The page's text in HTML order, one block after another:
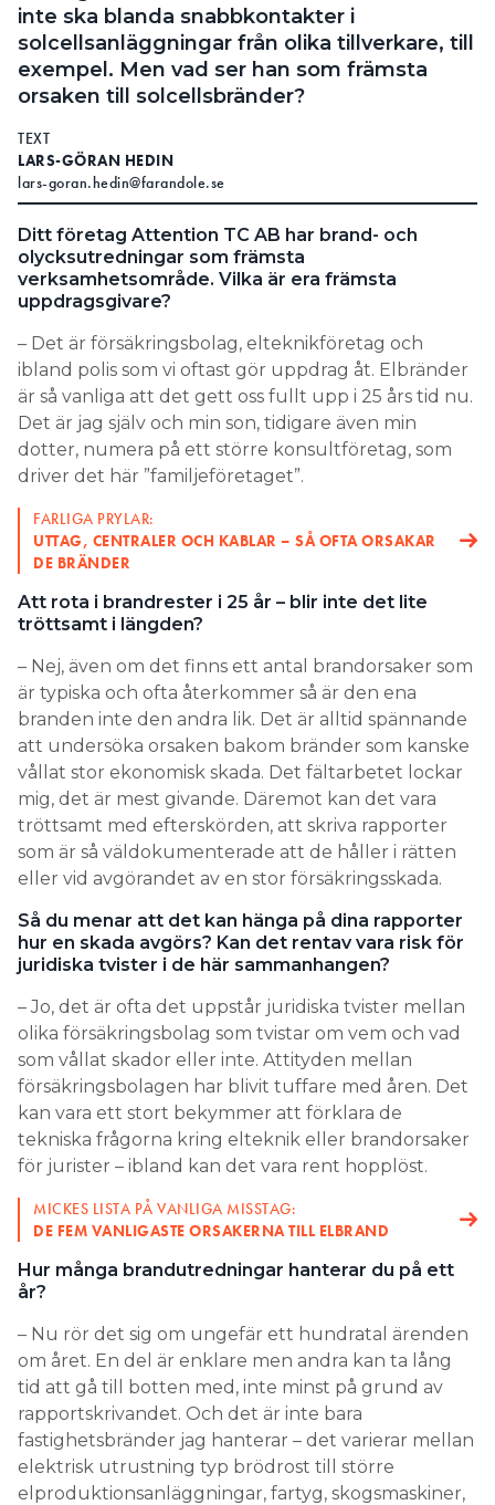
inte ska blanda snabbkontakter i
solcellsanläggningar från olika tillverkare, till
exempel. Men vad ser han som främsta
orsaken till solcellsbränder?
TEXT
LARS-GÖRAN HEDIN
lars-goran.hedin@farandole.se
Ditt företag Attention TC AB har brand- och
olycksutredningar som främsta
verksamhetsområde. Vilka är era främsta
uppdragsgivare?
– Det är försäkringsbolag, elteknikföretag och
ibland polis som vi oftast gör uppdrag åt. Elbränder
är så vanliga att det gett oss fullt upp i 25 års tid nu.
Det är jag själv och min son, tidigare även min
dotter, numera på ett större konsultföretag, som
driver det här ”familjeföretaget”.
FARLIGA PRYLAR:
UTTAG, CENTRALER OCH KABLAR – SÅ OFTA ORSAKAR
DE BRÄNDER
Att rota i brandrester i 25 år – blir inte det lite
tröttsamt i längden?
– Nej, även om det finns ett antal brandorsaker som
är typiska och ofta återkommer så är den ena
branden inte den andra lik. Det är alltid spännande
att undersöka orsaken bakom bränder som kanske
vållat stor ekonomisk skada. Det fältarbetet lockar
mig, det är mest givande. Däremot kan det vara
tröttsamt med efterskörden, att skriva rapporter
som är så väldokumenterade att de håller i rätten
eller vid avgörandet av en stor försäkringsskada.
Så du menar att det kan hänga på dina rapporter
hur en skada avgörs? Kan det rentav vara risk för
juridiska tvister i de här sammanhangen?
– Jo, det är ofta det uppstår juridiska tvister mellan
olika försäkringsbolag som tvistar om vem och vad
som vållat skador eller inte. Attityden mellan
försäkringsbolagen har blivit tuffare med åren. Det
kan vara ett stort bekymmer att förklara de
tekniska frågorna kring elteknik eller brandorsaker
för jurister – ibland kan det vara rent hopplöst.
MICKES LISTA PÅ VANLIGA MISSTAG:
DE FEM VANLIGASTE ORSAKERNA TILL ELBRAND
Hur många brandutredningar hanterar du på ett
år?
– Nu rör det sig om ungefär ett hundratal ärenden
om året. En del är enklare men andra kan ta lång
tid att gå till botten med, inte minst på grund av
rapportskrivandet. Och det är inte bara
fastighetsbränder jag hanterar – det varierar mellan
elektrisk utrustning typ brödrost till större
elproduktionsanläggningar, fartyg, skogsmaskiner,